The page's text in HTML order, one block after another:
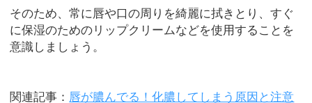
そのため、常に唇や口の周りを綺麗に拭きとり、すぐ
に保湿のためのリップクリームなどを使用することを
意識しましょう。
関連記事： 唇が膿んでる！化膿してしまう原因と注意